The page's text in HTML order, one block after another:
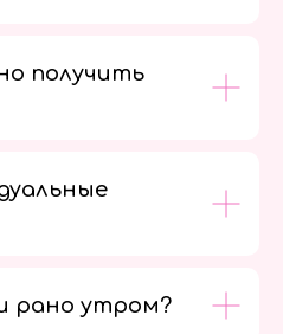
получить
рано утром?